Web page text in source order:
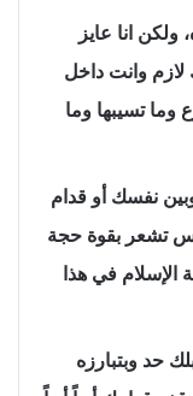
انا عايز
لازم وانت داخل
وما تسيبها وما
نفسك أو قدام
تشعر بقوة حجة
الإسلام في هذا
حد وبتبارزه